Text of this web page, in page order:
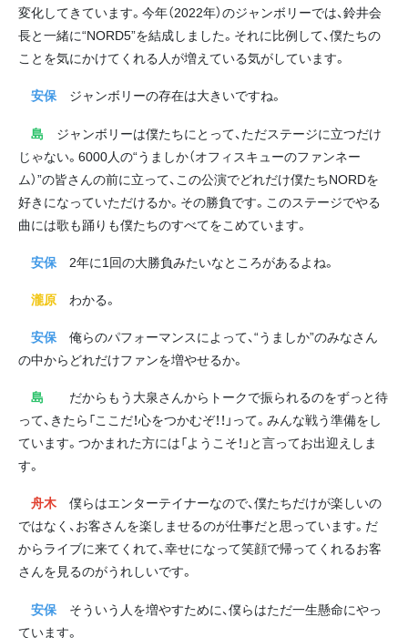
変化してきています。今年（2022年）のジャンボリーでは、鈴井会
長と一緒に“NORD5”を結成しました。それに比例して、僕たちの
ことを気にかけてくれる人が増えている気がしています。
安保 ジャンボリーの存在は大きいですね。
島 ジャンボリーは僕たちにとって、ただステージに立つだけ
じゃない。6000人の“うましか（オフィスキューのファンネー
ム）”の皆さんの前に立って、この公演でどれだけ僕たちNORDを
好きになっていただけるか。その勝負です。このステージでやる
曲には歌も踊りも僕たちのすべてをこめています。
安保 2年に1回の大勝負みたいなところがあるよね。
瀧原 わかる。
安保 俺らのパフォーマンスによって、“うましか”のみなさん
の中からどれだけファンを増やせるか。
島 だからもう大泉さんからトークで振られるのをずっと待
って、きたら「ここだ！心をつかむぞ！！」って。みんな戦う準備をし
ています。つかまれた方には「ようこそ！」と言ってお出迎えしま
す。
舟木 僕らはエンターテイナーなので、僕たちだけが楽しいの
ではなく、お客さんを楽しませるのが仕事だと思っています。だ
からライブに来てくれて、幸せになって笑顔で帰ってくれるお客
さんを見るのがうれしいです。
安保 そういう人を増やすために、僕らはただ一生懸命にやっ
ています。